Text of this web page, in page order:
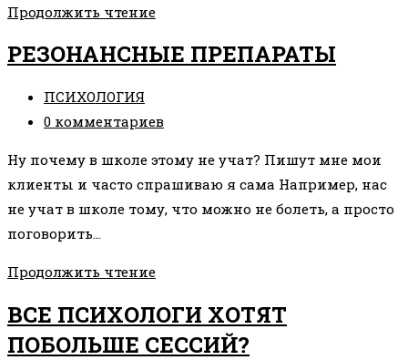
Продолжить чтениеПОЧЕМУ
БЕСПОЛЕЗНО
РЕЗОНАНСНЫЕ ПРЕПАРАТЫ
Рубрика
записи:
ПСИХОЛОГИЯ
Комментарии
записи:
0 комментариев
Ну почему в школе этому не учат? Пишут мне мои
клиенты и часто спрашиваю я сама Например, нас
не учат в школе тому, что можно не болеть, а просто
поговорить…
Продолжить чтениеРЕЗОНАНСНЫЕ
ВСЕ ПСИХОЛОГИ ХОТЯТ
ПОБОЛЬШЕ СЕССИЙ?